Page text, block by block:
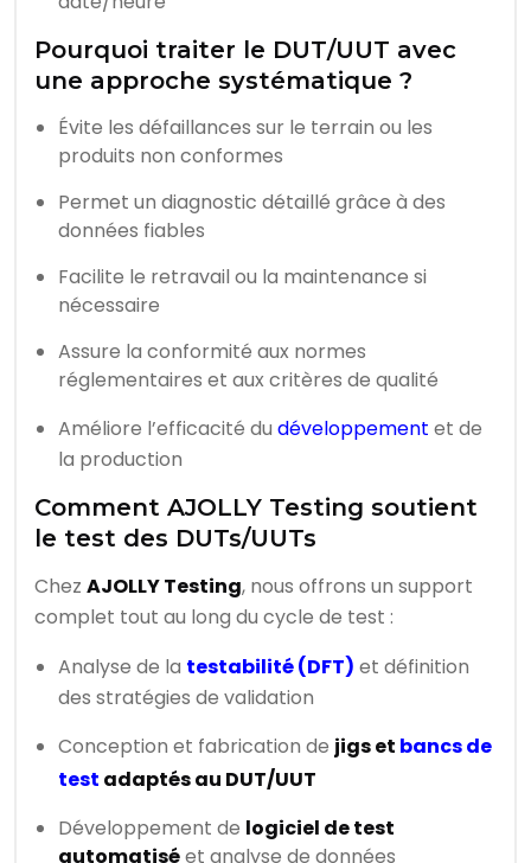
Pourquoi traiter le DUT/UUT avec
une approche systématique ?
Évite les défaillances sur le terrain ou les
produits non conformes
Permet un diagnostic détaillé grâce à des
données fiables
Facilite le retravail ou la maintenance si
nécessaire
Assure la conformité aux normes
réglementaires et aux critères de qualité
Améliore l’efficacité du développement et de
la production
Comment AJOLLY Testing soutient
le test des DUTs/UUTs
Chez AJOLLY Testing, nous offrons un support
complet tout au long du cycle de test :
Analyse de la testabilité (DFT) et définition
des stratégies de validation
Conception et fabrication de jigs et bancs de
test adaptés au DUT/UUT
Développement de logiciel de test
automatiséet analyse de données